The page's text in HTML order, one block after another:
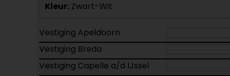
Kleur: Zwart-Wit
Vestiging Apeldoorn
Vestiging Breda
Vestiging Capelle a/d IJssel